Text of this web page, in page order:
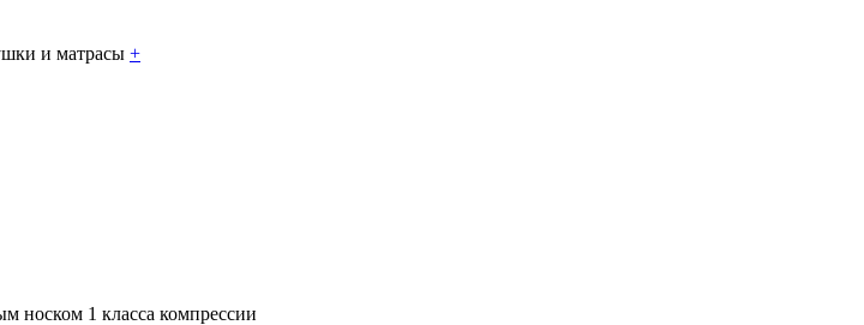
и матрасы +
носком 1 класса компрессии